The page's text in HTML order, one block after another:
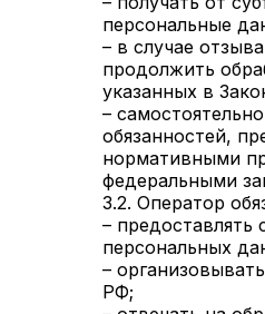
персональные
– в случае
продолжить
указанных в
–
обязанностей,
нормативными
федеральными
3.2. Оператор
–
персональных
–
РФ;